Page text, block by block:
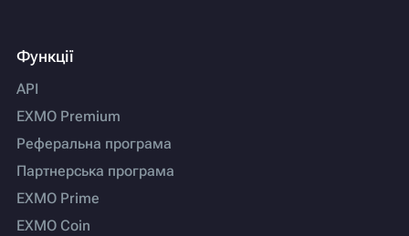
Функції
API
EXMO Premium
Реферальна програма
Партнерська програма
EXMO Prime
EXMO Coin